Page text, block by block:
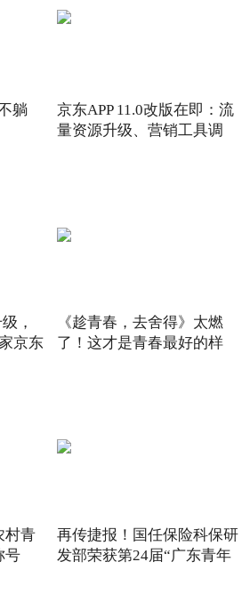
躺
京东APP 11.0改版在即：流
量资源升级、营销工具调
，
京东
《趁青春，去舍得》太燃
了！这才是青春最好的样
村青
号
再传捷报！国任保险科保研
发部荣获第24届“广东青年